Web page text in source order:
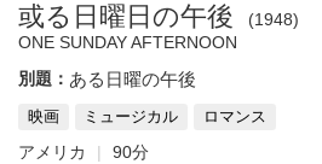
或る日曜日の午後
1948
ONE SUNDAY AFTERNOON
別題： ある日曜の午後
映画 ミュージカル ロマンス
アメリカ 90分